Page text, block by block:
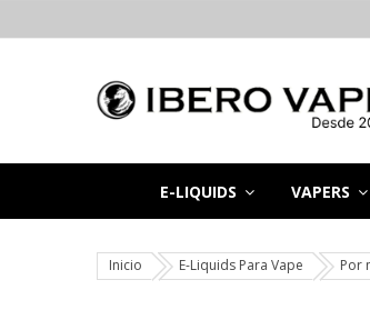
E-LIQUIDS VAPERS
Inicio E-Liquids Para Vape Por